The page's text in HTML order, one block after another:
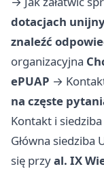
dotacjach
znaleźć
organizacyjna
ePUAP →
na częste
Kontakt i siedziba
Główna siedziba
się przyal. IX